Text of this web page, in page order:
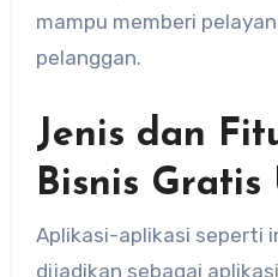
mampu memberi
pelanggan.
Jenis dan
Bisnis Gratis
Aplikasi-aplikasi seperti
dijadikan sebagai